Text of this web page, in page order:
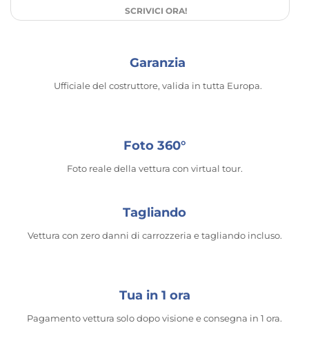
SCRIVICI ORA!
Garanzia
Ufficiale del costruttore, valida in tutta Europa.
Foto 360°
Foto reale della vettura con virtual tour.
Tagliando
Vettura con zero danni di carrozzeria e tagliando incluso.
Tua in 1 ora
Pagamento vettura solo dopo visione e consegna in 1 ora.